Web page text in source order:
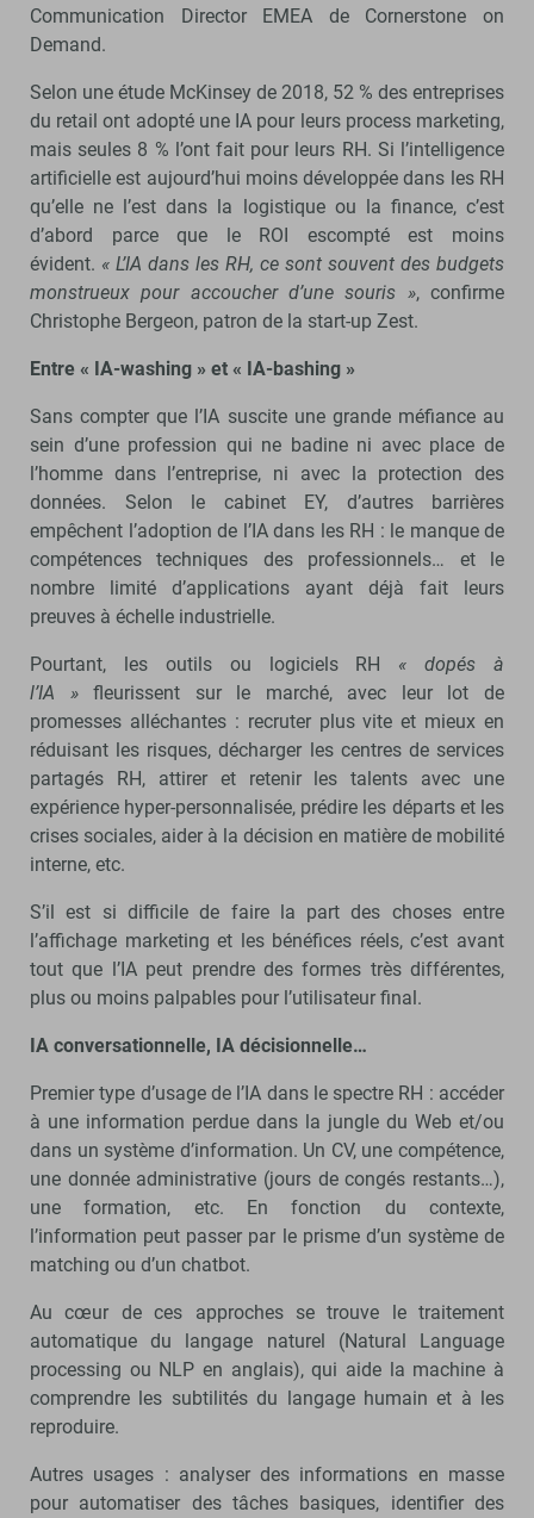
Communication Director EMEA de Cornerstone on
Demand.
Selon une étude McKinsey de 2018, 52 % des entreprises
du retail ont adopté une IA pour leurs process marketing,
mais seules 8 % l’ont fait pour leurs RH. Si l’intelligence
artificielle est aujourd’hui moins développée dans les RH
qu’elle ne l’est dans la logistique ou la finance, c’est
d’abord parce que le ROI escompté est moins
évident. « L’IA dans les RH, ce sont souvent des budgets
monstrueux pour accoucher d’une souris », confirme
Christophe Bergeon, patron de la start-up Zest.
Entre « IA-washing » et « IA-bashing »
Sans compter que l’IA suscite une grande méfiance au
sein d’une profession qui ne badine ni avec place de
l’homme dans l’entreprise, ni avec la protection des
données. Selon le cabinet EY, d’autres barrières
empêchent l’adoption de l’IA dans les RH : le manque de
compétences techniques des professionnels… et le
nombre limité d’applications ayant déjà fait leurs
preuves à échelle industrielle.
Pourtant, les outils ou logiciels RH « dopés à
l’IA »fleurissent sur le marché, avec leur lot de
promesses alléchantes : recruter plus vite et mieux en
réduisant les risques, décharger les centres de services
partagés RH, attirer et retenir les talents avec une
expérience hyper-personnalisée, prédire les départs et les
crises sociales, aider à la décision en matière de mobilité
interne, etc.
S’il est si difficile de faire la part des choses entre
l’affichage marketing et les bénéfices réels, c’est avant
tout que l’IA peut prendre des formes très différentes,
plus ou moins palpables pour l’utilisateur final.
IA conversationnelle, IA décisionnelle…
Premier type d’usage de l’IA dans le spectre RH : accéder
à une information perdue dans la jungle du Web et/ou
dans un système d’information. Un CV, une compétence,
une donnée administrative (jours de congés restants…),
une formation, etc. En fonction du contexte,
l’information peut passer par le prisme d’un système de
matching ou d’un chatbot.
Au cœur de ces approches se trouve le traitement
automatique du langage naturel (Natural Language
processing ou NLP en anglais), qui aide la machine à
comprendre les subtilités du langage humain et à les
reproduire.
Autres usages : analyser des informations en masse
pour automatiser des tâches basiques, identifier des